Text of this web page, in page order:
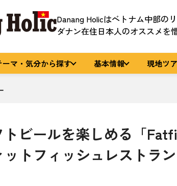
Danang Holicはベトナム中部の
ダナン在住日本人のオススメを
ーマ・気分から探す 基本情報 現地ツ
ビールを楽しめる「
ットフィッシュレストラ